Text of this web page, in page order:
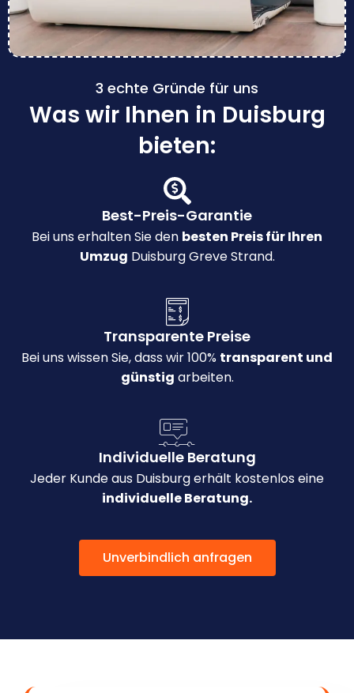
3 echte Gründe für uns
Was wir Ihnen in Duisburg
bieten:
Best-Preis-Garantie
Bei uns erhalten Sie den besten Preis für Ihren
Umzug Duisburg Greve Strand.
Transparente Preise
Bei uns wissen Sie, dass wir 100% transparent und
günstig arbeiten.
Individuelle Beratung
Jeder Kunde aus Duisburg erhält kostenlos eine
individuelle Beratung.
Unverbindlich anfragen